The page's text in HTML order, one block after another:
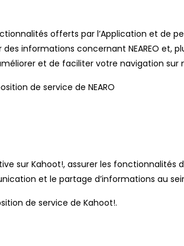
offerts par l’Application et de
informations concernant NEAREO
et de faciliter votre navigation
de service de NEARO
sur Kahoot!, assurer les fonctionnalités
et le partage d’informations au
de service de Kahoot!.